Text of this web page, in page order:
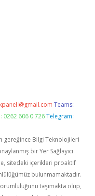
Teams:
0262 606 0 726 Telegram:
gereğince Bilgi Teknolojileri
bir Yer Sağlayıcı
sitedeki içerikleri proaktif
bulunmamaktadır.
taşımakta olup,